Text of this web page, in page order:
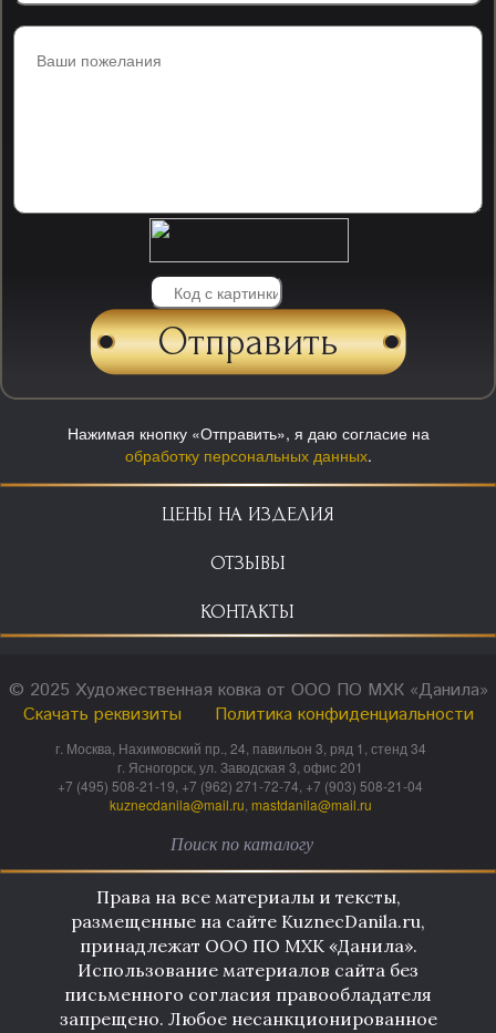
Нажимая кнопку «Отправить», я даю согласие на
обработку персональных данных.
ЦЕНЫ НА ИЗДЕЛИЯ
ОТЗЫВЫ
КОНТАКТЫ
© 2025 Художественная ковка от ООО ПО МХК «Данила»
Скачать реквизиты
Политика конфиденциальности
г. Москва, Нахимовский пр., 24, павильон 3, ряд 1, стенд 34
г. Ясногорск, ул. Заводская 3, офис 201
+7 (495) 508-21-19, +7 (962) 271-72-74, +7 (903) 508-21-04
kuznecdanila@mail.ru mastdanila@mail.ru
Права на все материалы и тексты,
размещенные на сайте KuznecDanila.ru,
принадлежат ООО ПО МХК «Данила».
Использование материалов сайта без
письменного согласия правообладателя
запрещено. Любое несанкционированное